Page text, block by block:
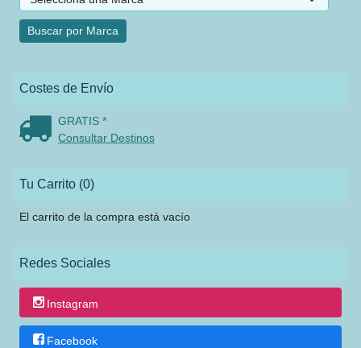
Costes de Envío
GRATIS *
Consultar Destinos
Tu Carrito (0)
El carrito de la compra está vacío
Redes Sociales
Instagram
Facebook